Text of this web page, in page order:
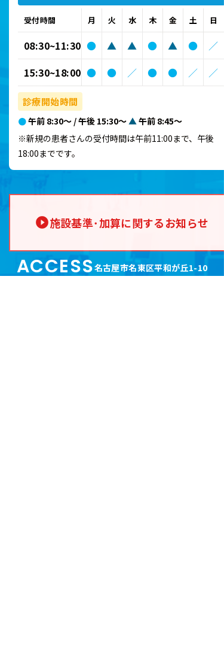
受付時間 月 火 水 木 金 土 日
08:30~11:30 ● ▲ ▲ ● ▲ ●
／
15:30~18:00 ● ● ／ ● ● ／ ／
診療開始時間
●午前 8:30～ / 午後 15:30～ ▲ 午前 8:45～
※新規の患者さんの受付時間は午前11:00まで、午後
18:00までです。
施設基準･加算に関するお知らせ
ACCESS名古屋市名東区平和が丘1-10